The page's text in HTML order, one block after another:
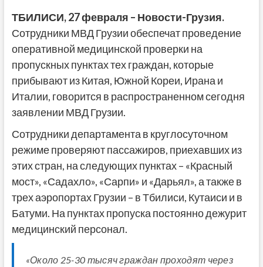
ТБИЛИСИ,27 февраля – Новости-Грузия.
Сотрудники МВД Грузии обеспечат проведение
оперативной медицинской проверки на
пропускных пунктах тех граждан, которые
прибывают из Китая, Южной Кореи, Ирана и
Италии, говорится в распространенном сегодня
заявлении МВД Грузии.
Сотрудники департамента в круглосуточном
режиме проверяют пассажиров, приехавших из
этих стран, на следующих пунктах – «Красный
мост», «Садахло», «Сарпи» и «Дарьял», а также в
трех аэропортах Грузии – в Тбилиси, Кутаиси и в
Батуми. На пунктах пропуска постоянно дежурит
медицинский персонал.
«Около 25-30 тысяч граждан проходят через